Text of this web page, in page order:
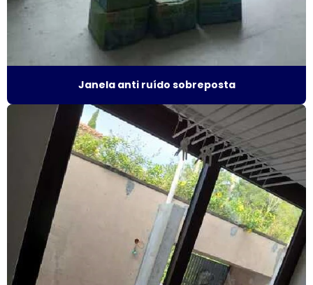
Fábrica de esquadrias de alumínio em sp
Fábrica de janela acústica
Fábrica de janela de alumínio sobreposta
Fábrica de janela anti ruído
Fábrica de janela antirruído em são paulo
Fábrica de janela antirruído em sp
Fábrica de janela sobreposta de correr
Fábrica de janela sobreposta de correr em sp
Fábrica de janela sobreposta de giro
Janela anti ruído sobreposta